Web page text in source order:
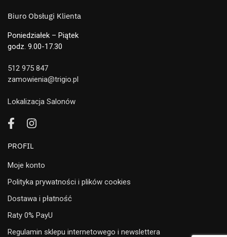
Biuro Obsługi Klienta
Poniedziałek – Piątek
godz. 9.00-17.30
512 975 847
zamowienia@trigio.pl
Lokalizacja Salonów
PROFIL
Moje konto
Polityka prywatności i plików cookies
Dostawa i płatność
Raty 0% PayU
Regulamin sklepu internetowego i newslettera